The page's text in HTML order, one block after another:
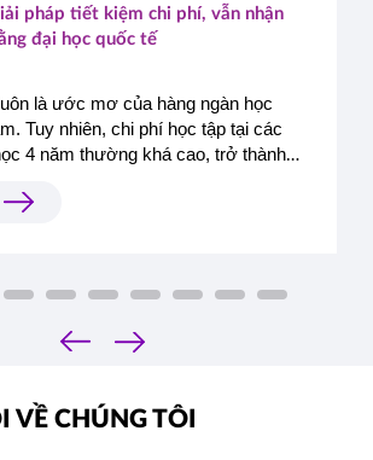
pháp tiết kiệm chi phí, vẫn nhận
đại học quốc tế
là ước mơ của hàng ngàn học
Tuy nhiên, chi phí học tập tại các
4 năm thường khá cao, trở thành
đó,
‹
›
VỀ CHÚNG TÔI